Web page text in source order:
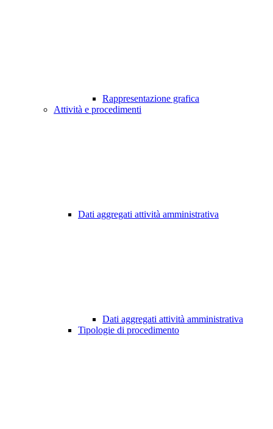
Rappresentazione grafica
Attività e procedimenti
Dati aggregati attività amministrativa
Dati aggregati attività amministrativa
Tipologie di procedimento